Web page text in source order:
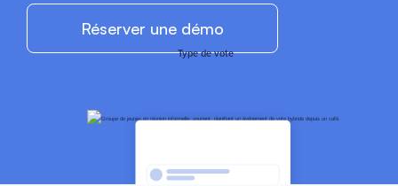
Réserver une démo
Type de vote